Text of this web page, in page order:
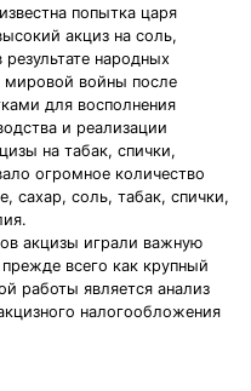
попытка царя
акциз на соль,
народных
мировой войны после
для восполнения
и реализации
на табак, спички,
огромное количество
сахар, соль, табак, спички,
акцизы играли важную
всего как крупный
работы является анализ
налогообложения